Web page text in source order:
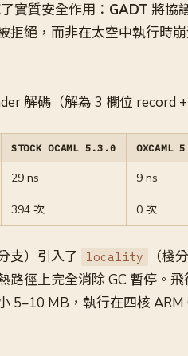
實質安全作用： GADT 將協
拒絕，而非在太空中執行時崩
解碼（解為 3 欄位 record
STOCK OCAML 5.3.0 OXCAML
29 ns 9 ns
394 次 0 次
支）引入了 locality （棧
路徑上完全消除 GC 暫停。
5–10 MB，執行在四核